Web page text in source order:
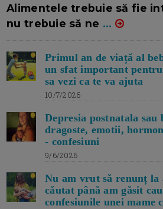
Alimentele trebuie să fie
nu trebuie să ne ...
Primul an de viață al
un sfat important
sa vezi ca te va ajuta
10/7/2026
Depresia postnatala
dragoste, emotii,
- confesiuni
9/6/2026
Nu am vrut să renunț la
căutat până am găsit
confesiunile unei mame